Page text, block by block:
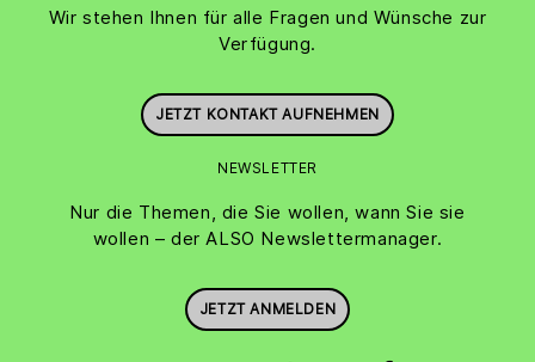
Wir stehen Ihnen für alle Fragen und Wünsche zur
Verfügung.
JETZT KONTAKT AUFNEHMEN
NEWSLETTER
Nur die Themen, die Sie wollen, wann Sie sie
wollen – der ALSO Newslettermanager.
JETZT ANMELDEN